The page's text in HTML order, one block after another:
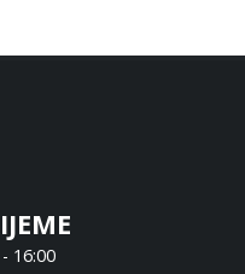
16:00